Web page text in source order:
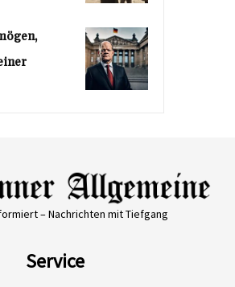
– Nachrichten mit Tiefgang
Service